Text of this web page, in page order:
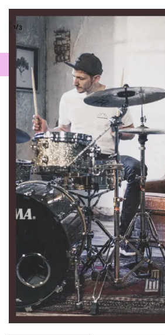
WIR SIND ENTSPANNT -
1/3